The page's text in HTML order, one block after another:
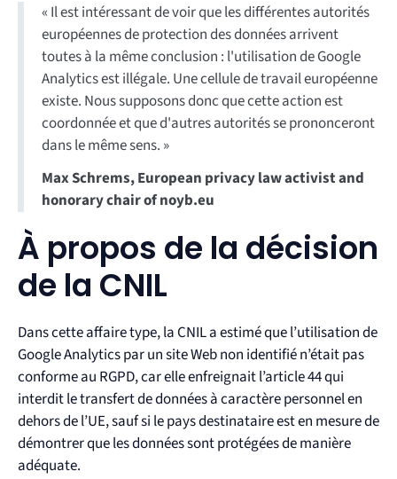
« Il est intéressant de voir que les différentes autorités
européennes de protection des données arrivent
toutes à la même conclusion : l'utilisation de Google
Analytics est illégale. Une cellule de travail européenne
existe. Nous supposons donc que cette action est
coordonnée et que d'autres autorités se prononceront
dans le même sens. »
Max Schrems, European privacy law activist and
honorary chair of noyb.eu
À propos de la décision
de la CNIL
Dans cette affaire type, la CNIL a estimé que l’utilisation de
Google Analytics par un site Web non identifié n’était pas
conforme au RGPD, car elle enfreignait l’article 44 qui
interdit le transfert de données à caractère personnel en
dehors de l’UE, sauf si le pays destinataire est en mesure de
démontrer que les données sont protégées de manière
adéquate.